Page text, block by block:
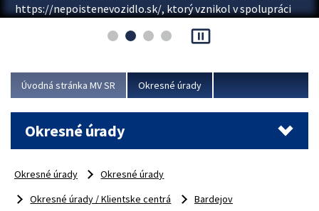
https://nepoistenevozidlo.sk/, ktorý vznikol v spolupráci
asociácie poisťovní (SLASPO) a Ministerstva vnútra SR.
Viac
pause_presentation
Úvodná stránka MV SR Okresné úrady
Okresné úrady
Okresné úrady
Okresné úrady
Okresné úrady / Klientske centrá
Bardejov